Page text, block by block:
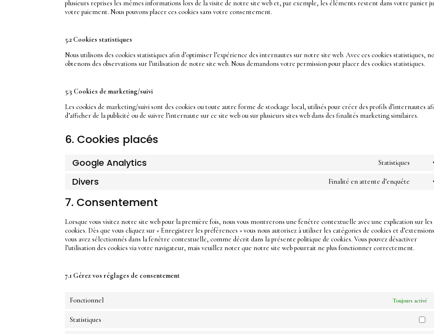
plusieurs reprises les mêmes informations lors de la visite de notre site web et, par exemple, les éléments restent dans votre panier
votre paiement. Nous pouvons placer ces cookies sans votre consentement.
5.2 Cookies statistiques
Nous utilisons des cookies statistiques afin d’optimiser l’expérience des internautes sur notre site web. Avec ces cookies statistiques,
obtenons des observations sur l’utilisation de notre site web. Nous demandons votre permission pour placer des cookies statistiques.
5.3 Cookies de marketing/suivi
Les cookies de marketing/suivi sont des cookies ou toute autre forme de stockage local, utilisés pour créer des profils d’internautes
d’afficher de la publicité ou de suivre l’internaute sur ce site web ou sur plusieurs sites web dans des finalités marketing similaires.
6. Cookies placés
Google Analytics Statistiques
Divers Finalité en attente d’enquête
7. Consentement
Lorsque vous visitez notre site web pour la première fois, nous vous montrerons une fenêtre contextuelle avec une explication sur les
cookies. Dès que vous cliquez sur « Enregistrer les préférences » vous nous autorisez à utiliser les catégories de cookies et
vous avez sélectionnés dans la fenêtre contextuelle, comme décrit dans la présente politique de cookies. Vous pouvez désactiver
l’utilisation des cookies via votre navigateur, mais veuillez noter que notre site web pourrait ne plus fonctionner correctement.
7.1 Gérez vos réglages de consentement
Fonctionnel Toujours activé
Statistiques